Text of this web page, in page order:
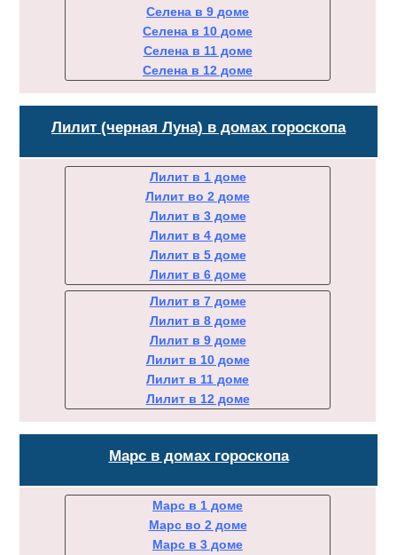
Селена в 9 доме
Селена в 10 доме
Селена в 11 доме
Селена в 12 доме
Лилит (черная Луна) в домах гороскопа
Лилит в 1 доме
Лилит во 2 доме
Лилит в 3 доме
Лилит в 4 доме
Лилит в 5 доме
Лилит в 6 доме
Лилит в 7 доме
Лилит в 8 доме
Лилит в 9 доме
Лилит в 10 доме
Лилит в 11 доме
Лилит в 12 доме
Марс в домах гороскопа
Марс в 1 доме
Марс во 2 доме
Марс в 3 доме